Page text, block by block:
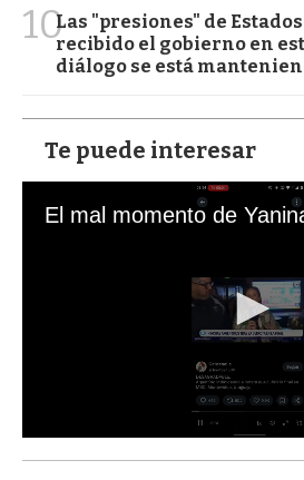
10Las "presiones" de
recibido el gobierno en
diálogo se está
Te puede interesar
s